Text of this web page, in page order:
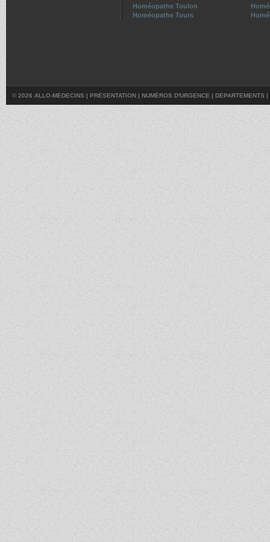
Homéopathe Toulon
Homéopathe Tours
© 2026 ALLO-MÉDECINS | PRÉSENTATION | NUMÉROS D'URGENCE | DÉPARTEMENTS |